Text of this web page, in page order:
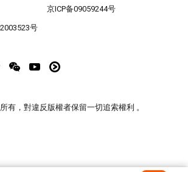
京ICP备09059244号
号
有，對違反版權者保留一切追索權利 。